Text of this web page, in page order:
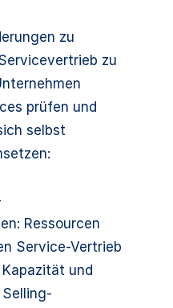
zu
zu
prüfen und
selbst
Ressourcen
Service-Vertrieb
und